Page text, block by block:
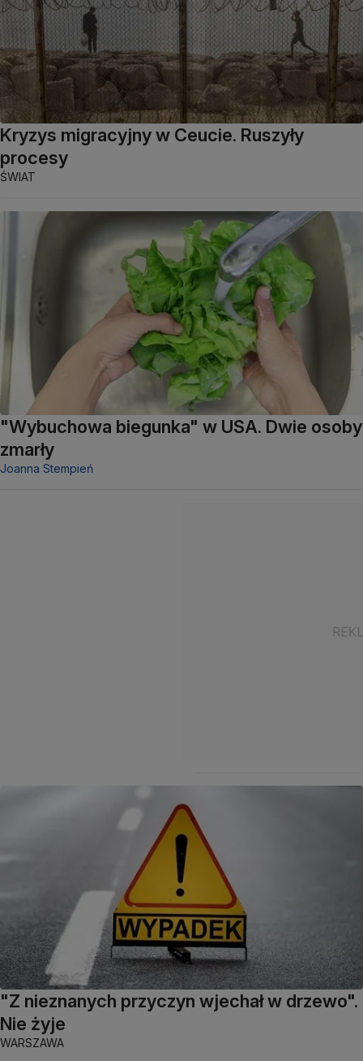
Kryzys migracyjny w Ceucie. Ruszyły
procesy
ŚWIAT
"Wybuchowa biegunka" w USA. Dwie osoby
zmarły
Joanna Stempień
"Z nieznanych przyczyn wjechał w drzewo".
Nie żyje
WARSZAWA